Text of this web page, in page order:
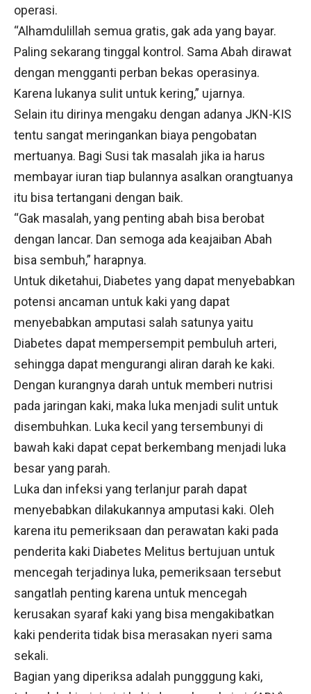
operasi.
“Alhamdulillah semua gratis, gak ada yang bayar.
Paling sekarang tinggal kontrol. Sama Abah dirawat
dengan mengganti perban bekas operasinya.
Karena lukanya sulit untuk kering,” ujarnya.
Selain itu dirinya mengaku dengan adanya JKN-KIS
tentu sangat meringankan biaya pengobatan
mertuanya. Bagi Susi tak masalah jika ia harus
membayar iuran tiap bulannya asalkan orangtuanya
itu bisa tertangani dengan baik.
“Gak masalah, yang penting abah bisa berobat
dengan lancar. Dan semoga ada keajaiban Abah
bisa sembuh,” harapnya.
Untuk diketahui, Diabetes yang dapat menyebabkan
potensi ancaman untuk kaki yang dapat
menyebabkan amputasi salah satunya yaitu
Diabetes dapat mempersempit pembuluh arteri,
sehingga dapat mengurangi aliran darah ke kaki.
Dengan kurangnya darah untuk memberi nutrisi
pada jaringan kaki, maka luka menjadi sulit untuk
disembuhkan. Luka kecil yang tersembunyi di
bawah kaki dapat cepat berkembang menjadi luka
besar yang parah.
Luka dan infeksi yang terlanjur parah dapat
menyebabkan dilakukannya amputasi kaki. Oleh
karena itu pemeriksaan dan perawatan kaki pada
penderita kaki Diabetes Melitus bertujuan untuk
mencegah terjadinya luka, pemeriksaan tersebut
sangatlah penting karena untuk mencegah
kerusakan syaraf kaki yang bisa mengakibatkan
kaki penderita tidak bisa merasakan nyeri sama
sekali.
Bagian yang diperiksa adalah pungggung kaki,